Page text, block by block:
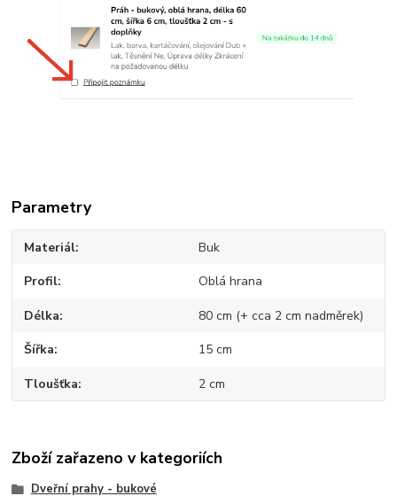
Parametry
Materiál Buk
Profil Oblá hrana
Délka 80 cm (+ cca 2 cm nadměrek)
Šířka 15 cm
Tloušťka 2 cm
Zboží zařazeno v kategoriích
Dveřní prahy - bukové